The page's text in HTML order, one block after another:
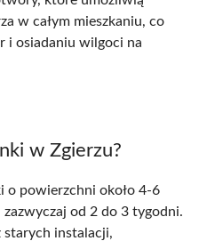
w całym mieszkaniu, co
i osiadaniu wilgoci na
w Zgierzu?
o powierzchni około 4-6
od 2 do 3 tygodni.
starych instalacji,